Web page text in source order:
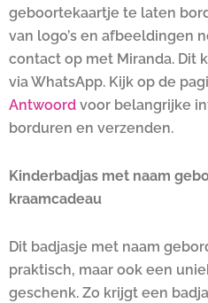
geboortekaartje te laten
van logo’s en afbeeldingen
contact op met Miranda. Dit
via WhatsApp. Kijk op de
Antwoord voor belangrijke
borduren en verzenden.
Kinderbadjas met naam
kraamcadeau
Dit badjasje met naam
praktisch, maar ook een
geschenk. Zo krijgt een